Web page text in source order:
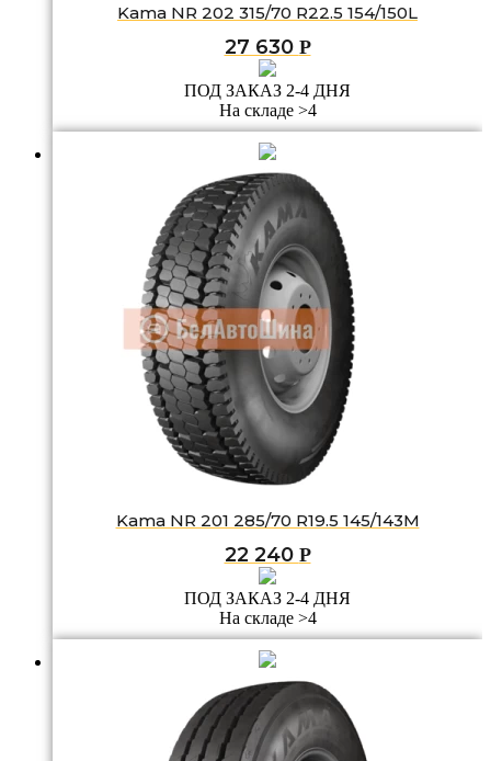
Kama NR 202 315/70 R22.5 154/150L
27 630 Р
ПОД ЗАКАЗ 2-4 ДНЯ
На складе >4
Kama NR 201 285/70 R19.5 145/143M
22 240 Р
ПОД ЗАКАЗ 2-4 ДНЯ
На складе >4